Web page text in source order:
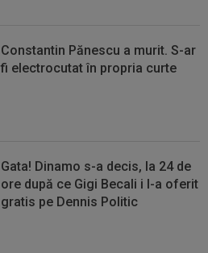
Constantin Pănescu a murit. S-ar
fi electrocutat în propria curte
Gata! Dinamo s-a decis, la 24 de
ore după ce Gigi Becali i l-a oferit
gratis pe Dennis Politic